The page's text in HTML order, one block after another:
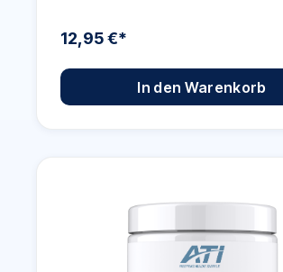
12,95 €*
In den Warenkorb